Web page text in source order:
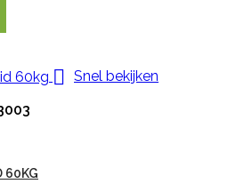
 Snel bekijken
60KG